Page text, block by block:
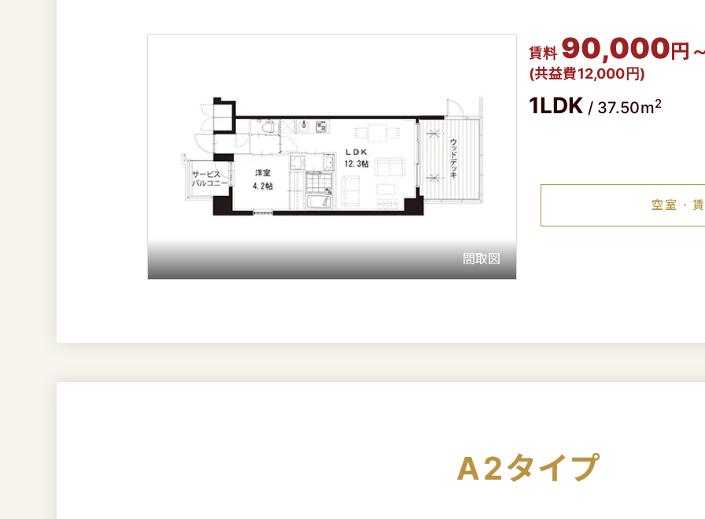
賃料 90,000円
(共益費12,000円)
1LDK / 37.50m2
空室・
A2タイプ